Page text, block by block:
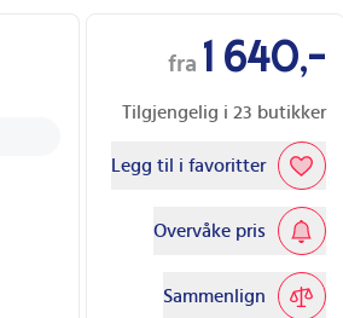
fra 1 640,-
Tilgjengelig i 23 butikker
Legg til i favoritter
Overvåke pris
Sammenlign